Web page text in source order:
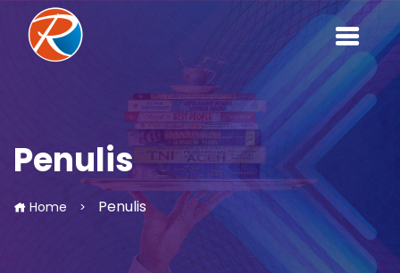
Penulis
Home > Penulis